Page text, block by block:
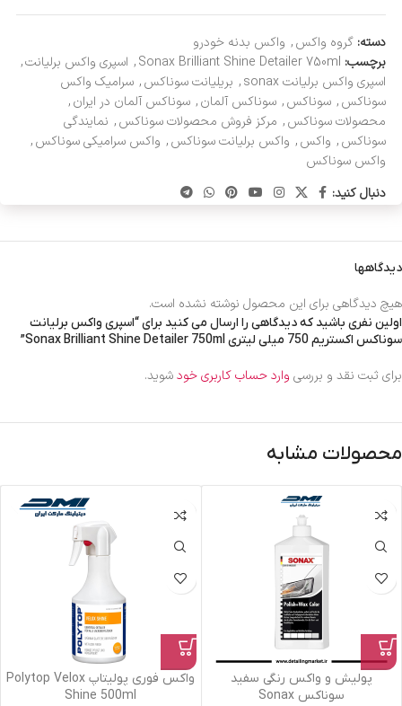
دسته: گروه واکس, واکس بدنه خودرو
برچسب: Sonax Brilliant Shine Detailer 750ml
, اسپری واکس برلیانت,
اسپری واکس برلیانت sonax
, بریلیانت سوناکس, سرامیک واکس
سوناکس, سوناکس, سوناکس آلمان, سوناکس آلمان در ایران,
محصولات سوناکس, مرکز فروش محصولات سوناکس, نمایندگی
سوناکس, واکس, واکس برلیانت سوناکس, واکس سرامیکی سوناکس,
واکس سوناکس
دنبال کنید:
دیدگاهها
هیچ دیدگاهی برای این محصول نوشته نشده است.
اولین نفری باشید که دیدگاهی را ارسال می کنید برای “اسپری واکس برلیانت
سوناکس اکستریم 750 میلی لیتری Sonax Brilliant Shine Detailer 750ml”
برای ثبت نقد و بررسی وارد حساب کاربری خودشوید.
محصولات مشابه
پولیش و واکس رنگی سفید
سوناکس Sonax
واکس فوری پولیتاپ Polytop Velox
Shine 500ml